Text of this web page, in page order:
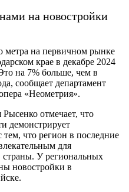
на новостройки
метра на первичном рынке
крае в декабре 2024
на 7% больше, чем в
сообщает департамент
«Неометрия».
отмечает, что
демонстрирует
тем, что регион в последние
для
страны. У региональных
новостройки в